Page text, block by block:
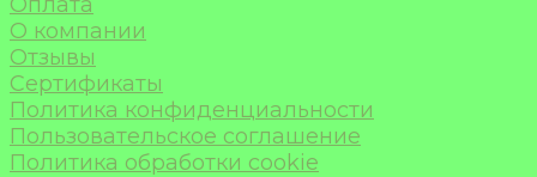
О компании
Отзывы
Сертификаты
Политика конфиденциальности
Пользовательское соглашение
Политика обработки cookie